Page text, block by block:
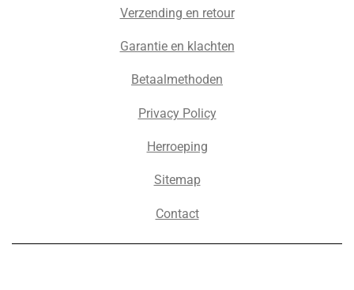
Verzending en retour
Garantie en klachten
Betaalmethoden
Privacy Policy
Herroeping
Sitemap
Contact